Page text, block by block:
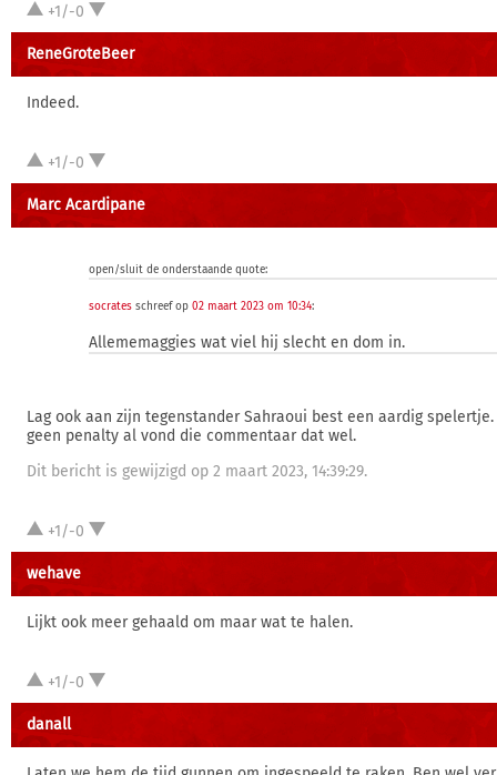
+1/-0
ReneGroteBeer
Indeed.
+1/-0
Marc Acardipane
open/sluit de onderstaande quote:
socrates schreef op 02 maart 2023 om 10:34:
Allememaggies wat viel hij slecht en dom in.
Lag ook aan zijn tegenstander Sahraoui best een aardig
geen penalty al vond die commentaar dat wel.
Dit bericht is gewijzigd op 2 maart 2023, 14:39:29.
+1/-0
wehave
Lijkt ook meer gehaald om maar wat te halen.
+1/-0
danall